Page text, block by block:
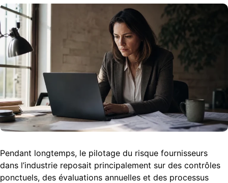
Pendant longtemps, le pilotage du risque fournisseurs
dans l’industrie reposait principalement sur des contrôles
ponctuels, des évaluations annuelles et des processus